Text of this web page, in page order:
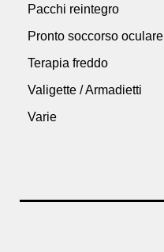
Pacchi reintegro
Pronto soccorso oculare
Terapia freddo
Valigette / Armadietti
Varie